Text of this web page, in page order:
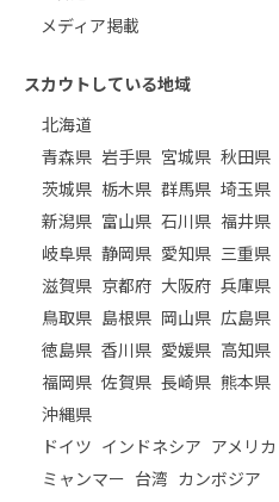
メディア掲載
スカウトしている地域
北海道
青森県 岩手県 宮城県 秋田県
茨城県 栃木県 群馬県 埼玉県
新潟県 富山県 石川県 福井県
岐阜県 静岡県 愛知県 三重県
滋賀県 京都府 大阪府 兵庫県
鳥取県 島根県 岡山県 広島県
徳島県 香川県 愛媛県 高知県
福岡県 佐賀県 長崎県 熊本県
沖縄県
ドイツ インドネシア アメリカ
ミャンマー 台湾 カンボジア